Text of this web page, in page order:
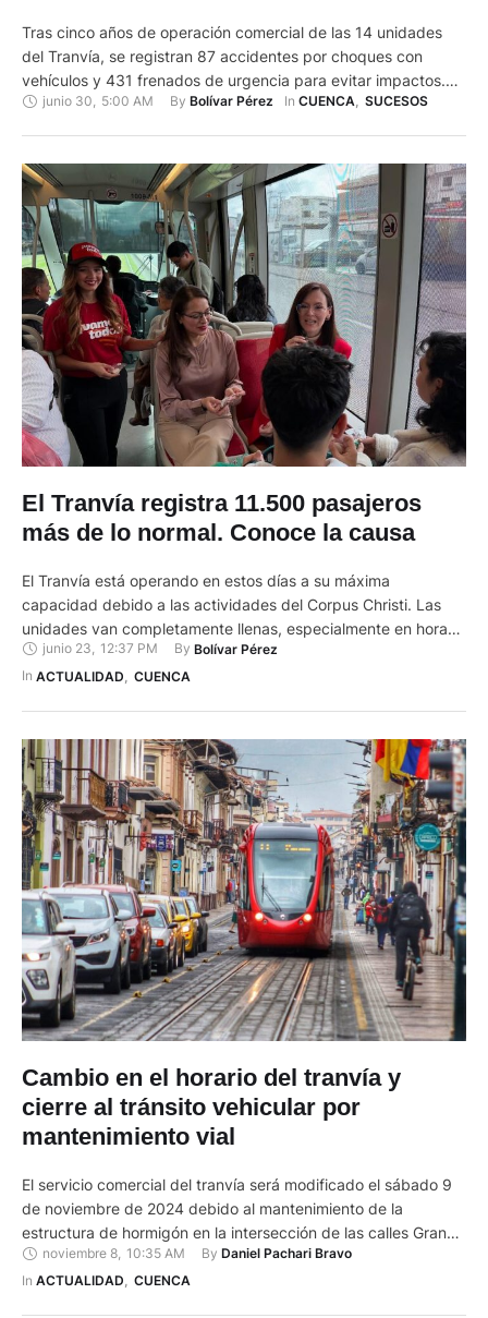
Tras cinco años de operación comercial de las 14 unidades
del Tranvía, se registran 87 accidentes por choques con
vehículos y 431 frenados de urgencia para evitar impactos.
Además, de una víctima mortal en el año 2020. Del total de
junio 30 5:00 AM By Bolívar Pérez In CUENCA, SUCESOS
El Tranvía registra 11.500 pasajeros
más de lo normal. Conoce la causa
El Tranvía está operando en estos días a su máxima
capacidad debido a las actividades del Corpus Christi. Las
unidades van completamente llenas, especialmente en horas
pico y por las noches. La capacidad recomendada es de 207
pasajeros por unidad, pero en ocasiones se está llegando a
junio 23, 12:37 PM By Bolívar Pérez
In ACTUALIDAD CUENCA
Cambio en el horario del tranvía y
cierre al tránsito vehicular por
mantenimiento vial
El servicio comercial del tranvía será modificado el sábado 9
de noviembre de 2024 debido al mantenimiento de la
estructura de hormigón en la intersección de las calles Gran
Colombia y Miguel Vélez. La atención será desde las 06:00
hasta las 19:30, y se retomará el domingo 10 de noviembre a
noviembre 8 10:35 AM By Daniel Pachari Bravo
In ACTUALIDAD, CUENCA